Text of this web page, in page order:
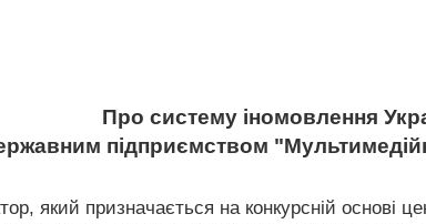
Про систему іномовлення
підприємством
який призначається на конкурсній основі